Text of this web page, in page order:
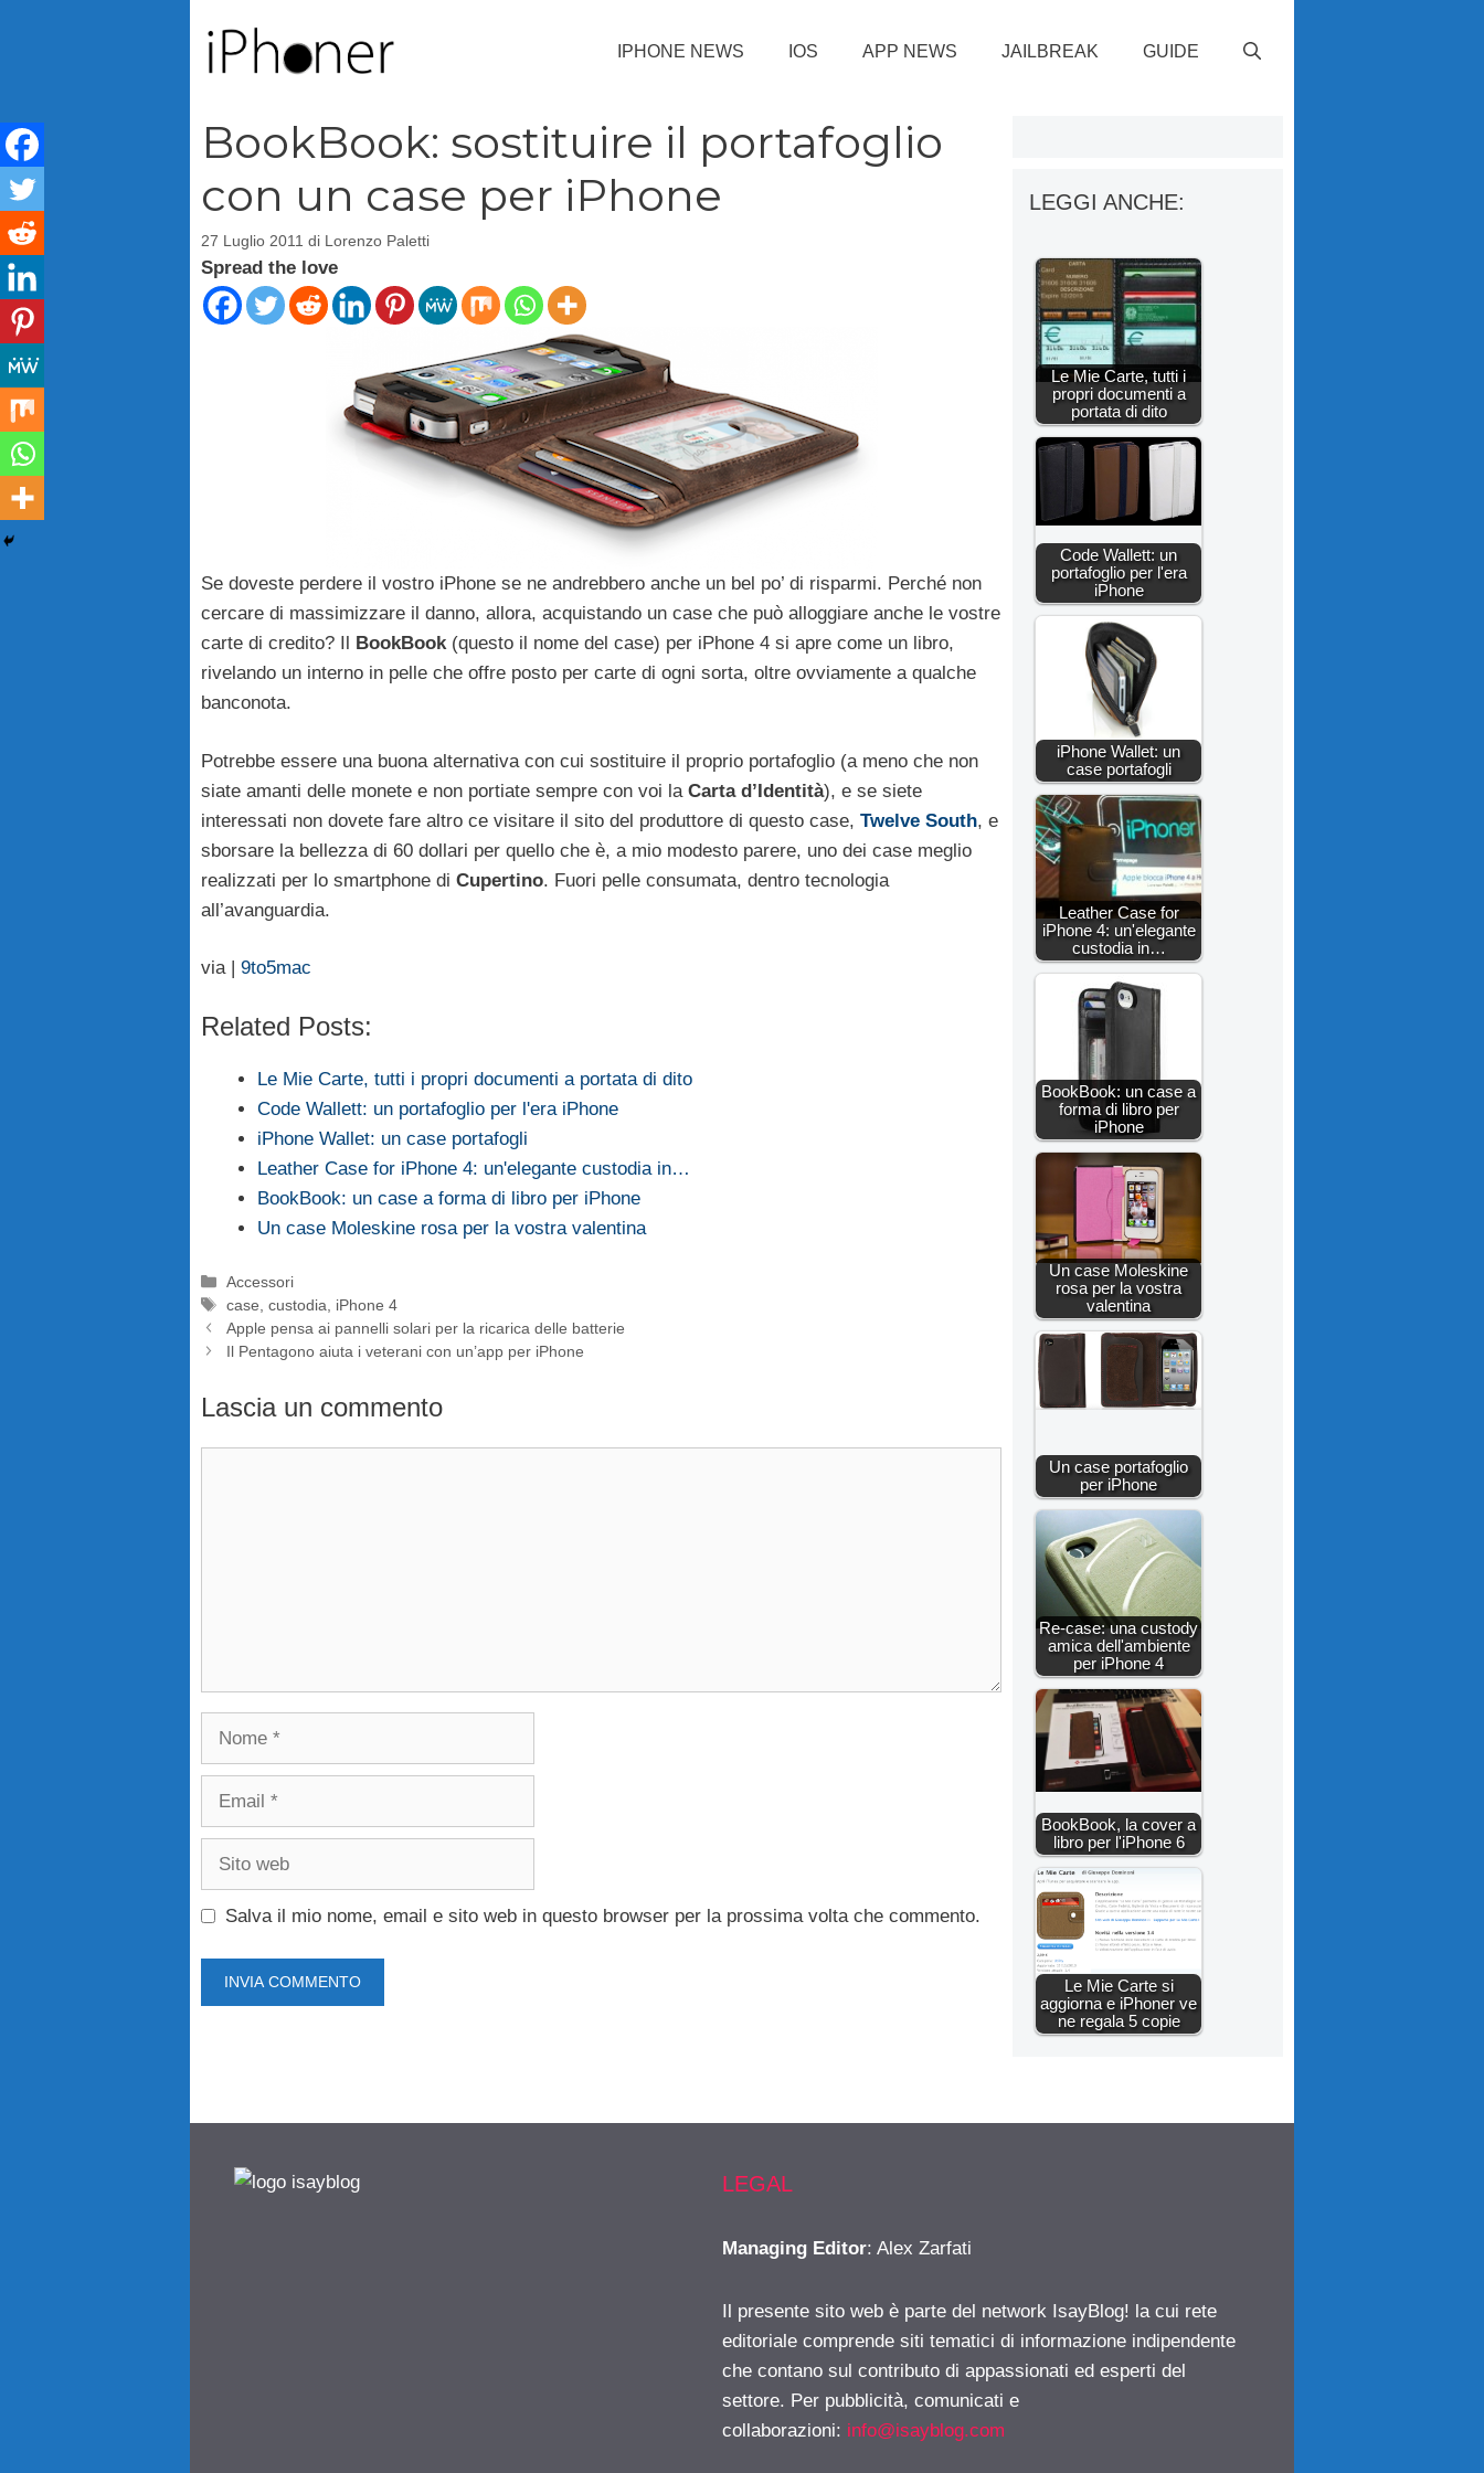
IPHONE NEWS IOS APP NEWS JAILBREAK GUIDE
BookBook: sostituire il portafoglio
con un case per iPhone
27 Luglio 2011 di Lorenzo Paletti
Spread the love
Se doveste perdere il vostro iPhone se ne andrebbero anche un bel po’ di risparmi. Perché non
cercare di massimizzare il danno, allora, acquistando un case che può alloggiare anche le vostre
carte di credito? Il BookBook(questo il nome del case) per iPhone 4 si apre come un libro,
rivelando un interno in pelle che offre posto per carte di ogni sorta, oltre ovviamente a qualche
banconota.
Potrebbe essere una buona alternativa con cui sostituire il proprio portafoglio (a meno che non
siate amanti delle monete e non portiate sempre con voi la Carta d’Identità), e se siete
interessati non dovete fare altro ce visitare il sito del produttore di questo case, Twelve South, e
sborsare la bellezza di 60 dollari per quello che è, a mio modesto parere, uno dei case meglio
realizzati per lo smartphone di Cupertino. Fuori pelle consumata, dentro tecnologia
all’avanguardia.
via | 9to5mac
Related Posts:
Le Mie Carte, tutti i propri documenti a portata di dito
Code Wallett: un portafoglio per l'era iPhone
iPhone Wallet: un case portafogli
Leather Case for iPhone 4: un'elegante custodia in…
BookBook: un case a forma di libro per iPhone
Un case Moleskine rosa per la vostra valentina
Categorie
Accessori
Tag
case ,custodia
iPhone 4
Apple pensa ai pannelli solari per la ricarica delle batterie
Il Pentagono aiuta i veterani con un’app per iPhone
Lascia un commento
Salva il mio nome, email e sito web in questo browser per la prossima volta che commento.
LEGGI ANCHE:
Le Mie Carte, tutti i
propri documenti a
portata di dito
Code Wallett: un
portafoglio per l'era
iPhone
iPhone Wallet: un
case portafogli
Leather Case for
iPhone 4: un'elegante
custodia in…
BookBook: un case a
forma di libro per
iPhone
Un case Moleskine
rosa per la vostra
valentina
Un case portafoglio
per iPhone
Re-case: una custody
amica dell'ambiente
per iPhone 4
BookBook, la cover a
libro per l'iPhone 6
Le Mie Carte si
aggiorna e iPhoner ve
ne regala 5 copie
LEGAL
Managing Editor: Alex Zarfati
Il presente sito web è parte del network IsayBlog! la cui rete
editoriale comprende siti tematici di informazione indipendente
che contano sul contributo di appassionati ed esperti del
settore. Per pubblicità, comunicati e
collaborazioni: info@isayblog.com